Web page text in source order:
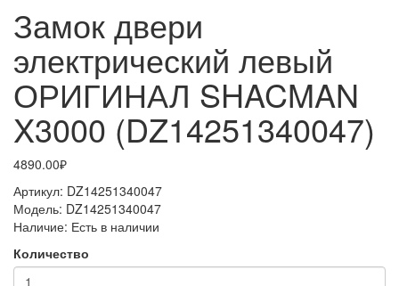
Замок двери
электрический левый
ОРИГИНАЛ SHACMAN
X3000 (DZ14251340047)
4890.00₽
Артикул: DZ14251340047
Модель: DZ14251340047
Наличие: Есть в наличии
Количество